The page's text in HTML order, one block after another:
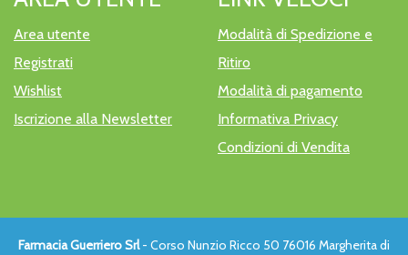
Area utente
Registrati
Wishlist
Iscrizione alla Newsletter
Modalità di Spedizione e
Ritiro
Modalità di pagamento
Informativa Privacy
Condizioni di Vendita
Farmacia Guerriero Srl- Corso Nunzio Ricco 50 76016 Margherita di